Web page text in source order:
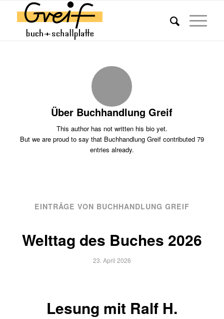
Über Buchhandlung Greif
This author has not written his bio yet.
But we are proud to say that Buchhandlung Greifcontributed 79
entries already.
EINTRÄGE VON BUCHHANDLUNG GREIF
Welttag des Buches 2026
23. April 2026
Lesung mit Ralf H.